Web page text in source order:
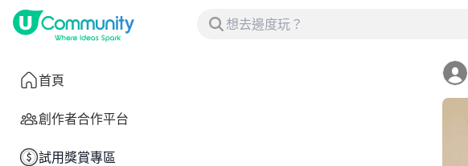
首頁
創作者合作平台
試用獎賞專區